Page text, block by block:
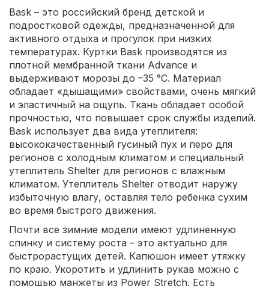
Bask – это российский бренд детской и
подростковой одежды, предназначенной для
активного отдыха и прогулок при низких
температурах. Куртки Bask производятся из
плотной мембранной ткани Advance и
выдерживают морозы до –35 °C. Материал
обладает «дышащими» свойствами, очень мягкий
и эластичный на ощупь. Ткань обладает особой
прочностью, что повышает срок службы изделий.
Bask использует два вида утеплителя:
высококачественный гусиный пух и перо для
регионов с холодным климатом и специальный
утеплитель Shelter для регионов с влажным
климатом. Утеплитель Shelter отводит наружу
избыточную влагу, оставляя тело ребенка сухим
во время быстрого движения.
Почти все зимние модели имеют удлиненную
спинку и систему роста – это актуально для
быстрорастущих детей. Капюшон имеет утяжку
по краю. Укоротить и удлинить рукав можно с
помощью манжеты из Power Stretch. Есть